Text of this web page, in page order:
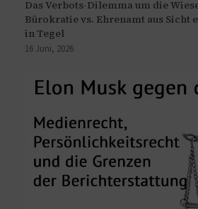
Das Verbots-Dilemma um die
Bürokratie vs. Ehrenamt aus Sicht
in Tegel
16 Juni, 2026